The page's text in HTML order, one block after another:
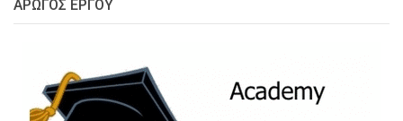
ΑΡΩΓΌΣ ΈΡΓΟΥ